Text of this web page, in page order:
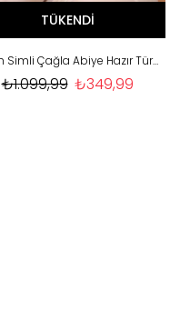
TÜKENDI
Siyah Simli Çağla Abiye Hazır Türban Bone
₺349,99
₺1.099,99